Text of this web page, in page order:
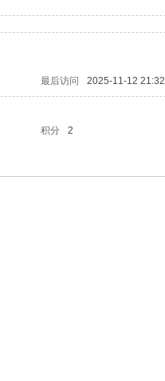
最后访问 2025-11-12 21:32
积分 2